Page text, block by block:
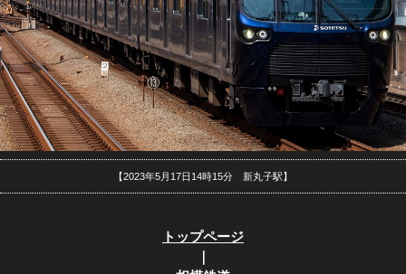
【2023年5月17日14時15分 新丸子駅】
トップページ
｜